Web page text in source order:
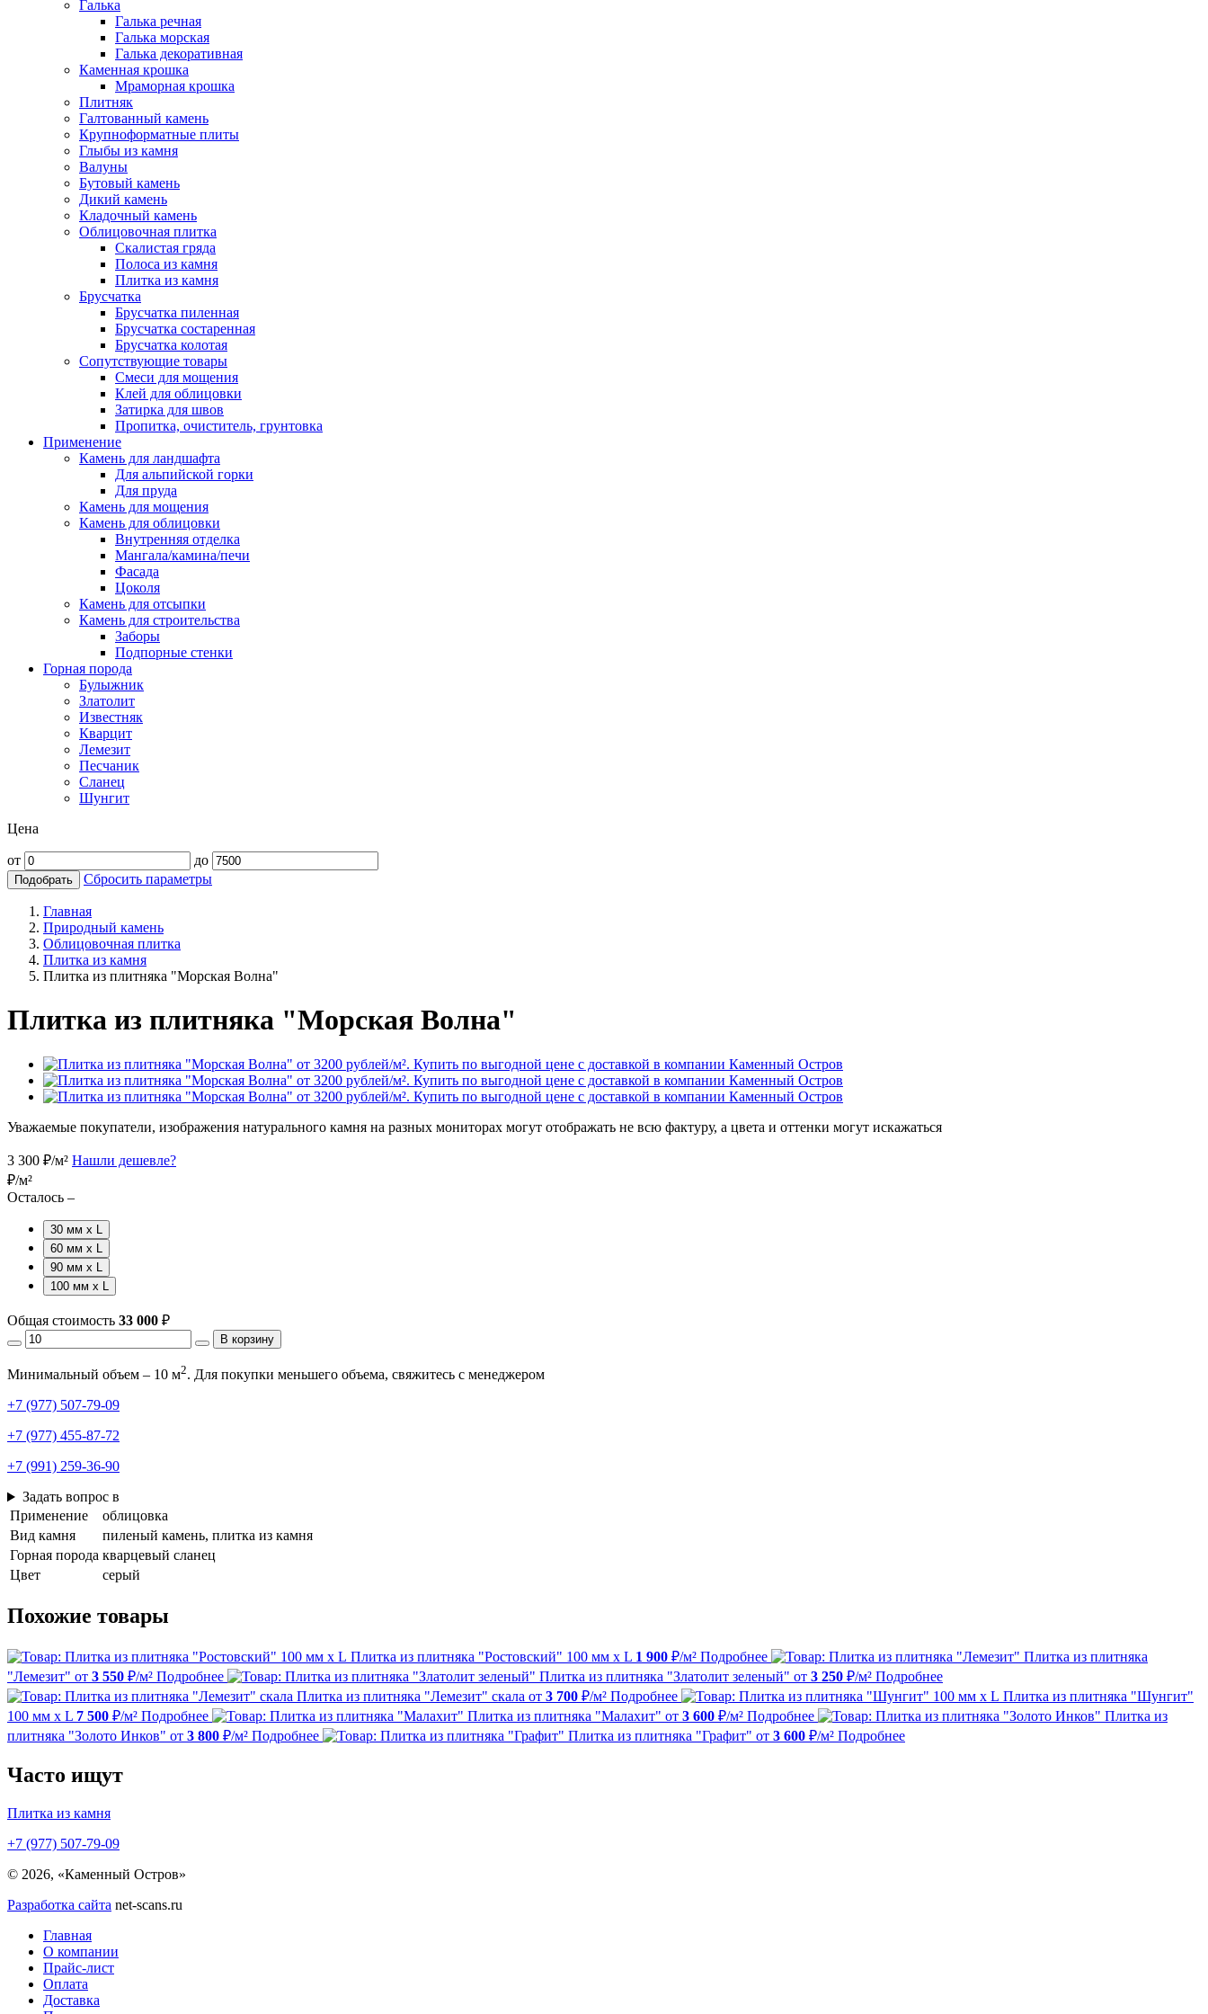
Галька
Галька речная
Галька морская
Галька декоративная
Каменная крошка
Мраморная крошка
Плитняк
Галтованный камень
Крупноформатные плиты
Глыбы из камня
Валуны
Бутовый камень
Дикий камень
Кладочный камень
Облицовочная плитка
Скалистая гряда
Полоса из камня
Плитка из камня
Брусчатка
Брусчатка пиленная
Брусчатка состаренная
Брусчатка колотая
Сопутствующие товары
Смеси для мощения
Клей для облицовки
Затирка для швов
Пропитка, очиститель, грунтовка
Применение
Камень для ландшафта
Для альпийской горки
Для пруда
Камень для мощения
Камень для облицовки
Внутренняя отделка
Мангала/камина/печи
Фасада
Цоколя
Камень для отсыпки
Камень для строительства
Заборы
Подпорные стенки
Горная порода
Булыжник
Златолит
Известняк
Кварцит
Лемезит
Песчаник
Сланец
Шунгит
Цена
от до
Подобрать Сбросить параметры
Главная
Природный камень
Облицовочная плитка
Плитка из камня
Плитка из плитняка "Морская Волна"
Плитка из плитняка "Морская Волна"
Уважаемые покупатели, изображения натурального камня на разных мониторах могут отображать не всю фактуру, а цвета и оттенки могут искажаться
3 300 ₽/м² Нашли дешевле?
₽/м²
Осталось –
30 мм х L
60 мм х L
90 мм х L
100 мм х L
Общая стоимость 33 000 ₽
В корзину
Минимальный объем – 10 м2. Для покупки меньшего объема, свяжитесь с менеджером
+7 (977) 507-79-09
+7 (977) 455-87-72
+7 (991) 259-36-90
Задать вопрос в
Применение
облицовка
Вид камня
пиленый камень, плитка из камня
Горная порода кварцевый сланец
Цвет
серый
Похожие товары
Плитка из плитняка "Ростовский" 100 мм х L 1 900 ₽/м² Подробнее
Плитка из плитняка
"Лемезит" от 3 550 ₽/м² Подробнее Плитка из плитняка "Златолит зеленый" от 3 250 ₽/м² Подробнее
Плитка из плитняка "Лемезит" скала от 3 700 ₽/м² Подробнее
Плитка из плитняка "Шунгит"
100 мм х L 7 500 ₽/м² Подробнее Плитка из плитняка "Малахит" от 3 600 ₽/м² Подробнее
Плитка из
плитняка "Золото Инков" от 3 800 ₽/м² Подробнее Плитка из плитняка "Графит" от 3 600 ₽/м² Подробнее
Часто ищут
Плитка из камня
+7 (977) 507-79-09
© 2026, «Каменный Остров»
Разработка сайта net-scans.ru
Главная
О компании
Прайс-лист
Оплата
Доставка